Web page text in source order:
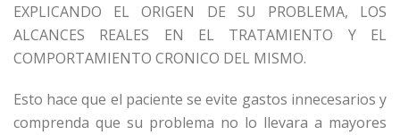
EXPLICANDO EL ORIGEN DE SU PROBLEMA, LOS
ALCANCES REALES EN EL TRATAMIENTO Y EL
COMPORTAMIENTO CRONICO DEL MISMO.
Esto hace que el paciente se evite gastos innecesarios y
comprenda que su problema no lo llevara a mayores